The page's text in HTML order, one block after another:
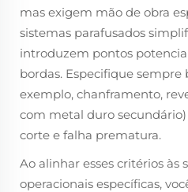
mas exigem mão de obra
sistemas parafusados
introduzem pontos
bordas. Especifique
exemplo, chanframento,
com metal duro
corte e falha prematura.
Ao alinhar esses critérios às
operacionais específicas,